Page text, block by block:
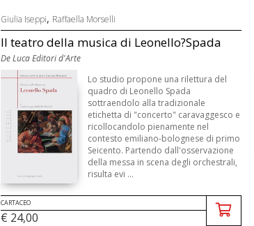
Giulia Iseppi, Raffaella Morselli
Il teatro della musica di Leonello?Spada
De Luca Editori d'Arte
Lo studio propone una rilettura del
quadro di Leonello Spada
sottraendolo alla tradizionale
etichetta di "concerto" caravaggesco e
ricollocandolo pienamente nel
contesto emiliano-bolognese di primo
Seicento. Partendo dall'osservazione
della messa in scena degli orchestrali,
risulta evi ...
CARTACEO
€ 24,00